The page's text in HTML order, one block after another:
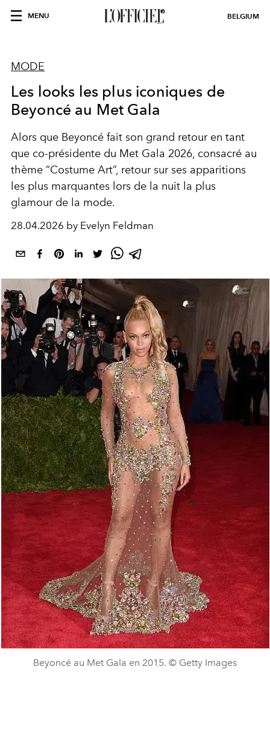
MENU BELGIUM
MODE
Les looks les plus iconiques de
Beyoncé au Met Gala
Alors que Beyoncé fait son grand retour en tant
que co-présidente du Met Gala 2026, consacré au
thème “Costume Art”, retour sur ses apparitions
les plus marquantes lors de la nuit la plus
glamour de la mode.
28.04.2026 by Evelyn Feldman
Beyoncé au Met Gala en 2015. © Getty Images